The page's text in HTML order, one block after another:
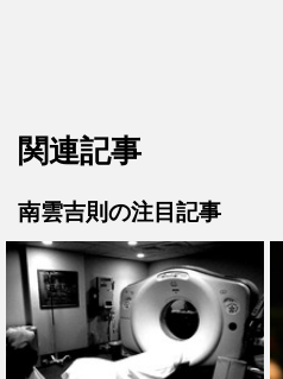
関連記事
南雲吉則の注目記事